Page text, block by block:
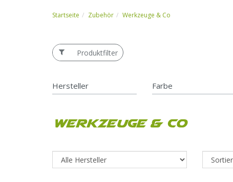
Startseite Zubehör Werkzeuge & Co
Produktfilter
Hersteller Farbe
Werkzeuge & Co